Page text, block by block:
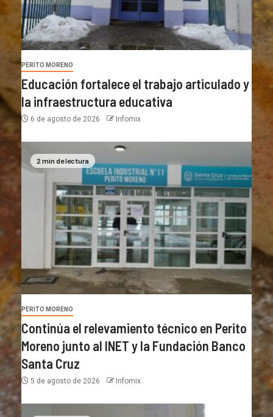
PERITO MORENO
Educación fortalece el trabajo articulado y
la infraestructura educativa
6 de agosto de 2026 Infomix
2 min de lectura
PERITO MORENO
Continúa el relevamiento técnico en Perito
Moreno junto al INET y la Fundación Banco
Santa Cruz
5 de agosto de 2026 Infomix